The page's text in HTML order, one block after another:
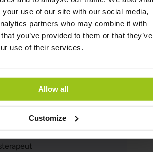
your use of our site with our social media,
partners who may combine it with
you’ve provided to them or that they’ve
use of their services.
Allow all
Customize
a-vitamin
Pharm Des. 2000 Feb PMID:
,Best på helse
gjennomgått av: